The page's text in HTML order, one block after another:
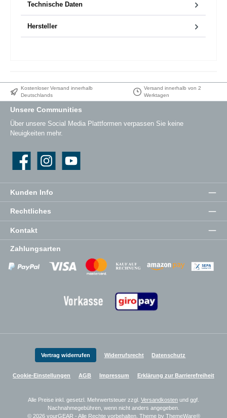
Technische Daten
Hersteller
Kostenloser Versand innerhalb
Deutschlands
Versand innerhalb von 2
Werktagen
Kunden Info
Rechtliches
Kontakt
Unsere Communities
Über unsere Social Media Plattformen verpassen Sie keine
Neuigkeiten mehr.
Instagram YouTube
Zahlungsarten
Zahlungsanbieter Zahlungsanbieter
Zahlungsanbieter
Vertrag widerrufen Widerrufsrecht Datenschutz
Cookie-Einstellungen AGB Impressum Erklärung zur Barrierefreiheit
Alle Preise inkl. gesetzl. Mehrwertsteuer zzgl. Versandkosten und ggf.
Nachnahmegebühren, wenn nicht anders angegeben.
© 2026 yourGEAR - Alle Rechte vorbehalten. Theme by ThemeWare®